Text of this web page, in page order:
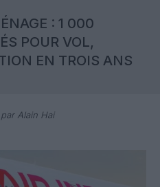
: 1 000
POUR VOL,
EN TROIS ANS
par Alain Hai